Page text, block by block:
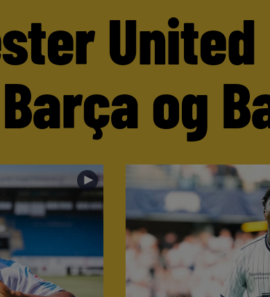
United
og
►